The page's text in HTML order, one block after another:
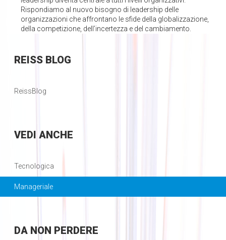
Rispondiamo al nuovo bisogno di leadership delle
organizzazioni che affrontano le sfide della globalizzazione,
della competizione, dell’incertezza e del cambiamento.
REISSBLOG
ReissBlog
VEDI ANCHE
Tecnologica
Manageriale
DANON PERDERE